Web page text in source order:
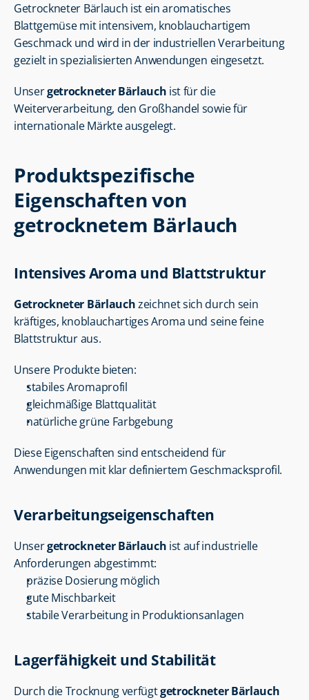
Getrockneter Bärlauch ist ein aromatisches
Blattgemüse mit intensivem, knoblauchartigem
Geschmack und wird in der industriellen Verarbeitung
gezielt in spezialisierten Anwendungen eingesetzt.
Unser getrockneter Bärlauch ist für die
Weiterverarbeitung, den Großhandel sowie für
internationale Märkte ausgelegt.
Produktspezifische
Eigenschaften von
getrocknetem Bärlauch
Intensives Aroma und Blattstruktur
Getrockneter Bärlauch zeichnet sich durch sein
kräftiges, knoblauchartiges Aroma und seine feine
Blattstruktur aus.
Unsere Produkte bieten:
stabiles Aromaprofil
gleichmäßige Blattqualität
natürliche grüne Farbgebung
Diese Eigenschaften sind entscheidend für
Anwendungen mit klar definiertem Geschmacksprofil.
Verarbeitungseigenschaften
Unser getrockneter Bärlauch ist auf industrielle
Anforderungen abgestimmt:
präzise Dosierung möglich
gute Mischbarkeit
stabile Verarbeitung in Produktionsanlagen
Lagerfähigkeit und Stabilität
Durch die Trocknung verfügt getrockneter Bärlauch